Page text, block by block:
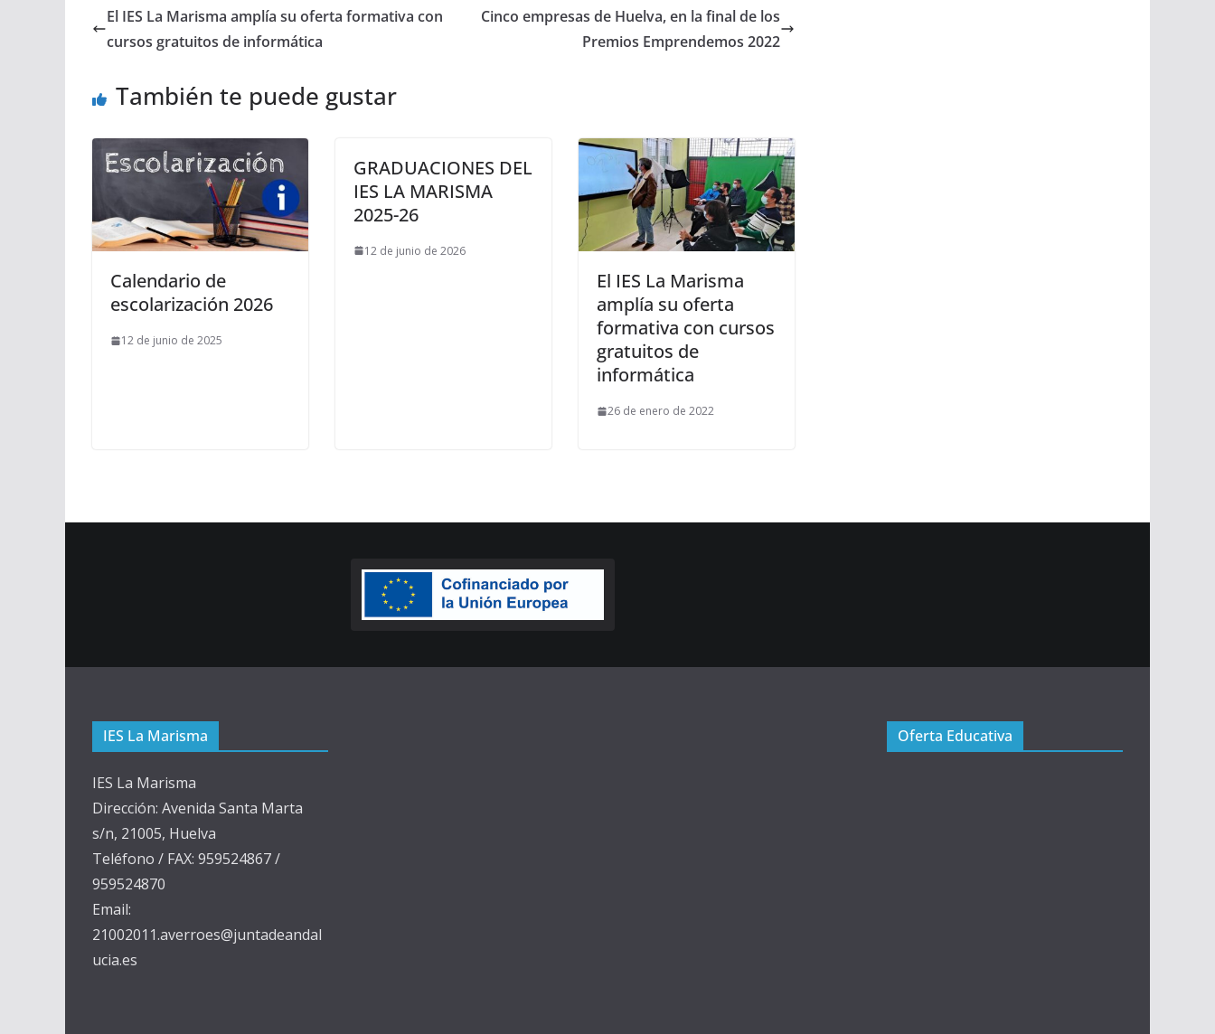
El IES La Marisma amplía su oferta formativa con
cursos gratuitos de informática
Cinco empresas de Huelva, en la final de los
Premios Emprendemos 2022
También te puede gustar
Calendario de
escolarización 2026
12 de junio de 2025
GRADUACIONES DEL
IES LA MARISMA
2025-26
12 de junio de 2026
El IES La Marisma
amplía su oferta
formativa con cursos
gratuitos de
informática
26 de enero de 2022
IES La Marisma
IES La Marisma
Dirección: Avenida Santa Marta
s/n, 21005, Huelva
Teléfono / FAX: 959524867 /
959524870
Email:
21002011.averroes@juntadeandal
ucia.es
Oferta Educativa